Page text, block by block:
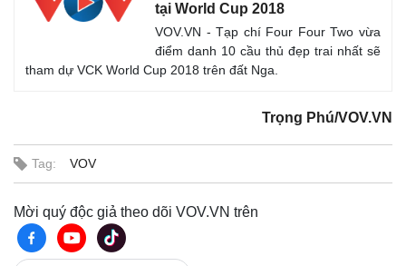
Thế giới
Cuộc sống đó đây
Multimedia
Video
Ảnh
tại World Cup 2018
VOV.VN - Tạp chí Four Four Two vừa
điểm danh 10 cầu thủ đẹp trai nhất sẽ
tham dự VCK World Cup 2018 trên đất Nga.
Trọng Phú/VOV.VN
Tag: VOV
Mời quý độc giả theo dõi VOV.VN trên